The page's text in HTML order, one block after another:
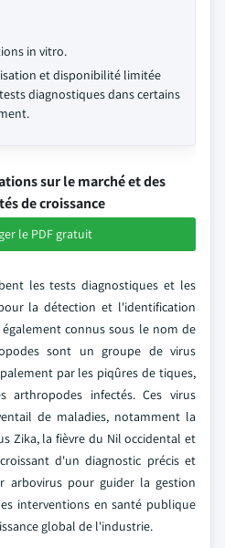
in vitro.
et disponibilité limitée
diagnostiques dans certains
sur le marché et des
de croissance
le PDF gratuit
les tests diagnostiques et les
la détection et l'identification
connus sous le nom de
sont un groupe de virus
par les piqûres de tiques,
arthropodes infectés. Ces virus
de maladies, notamment la
Zika, la fièvre du Nil occidental et
d'un diagnostic précis et
arbovirus pour guider la gestion
interventions en santé publique
global de l'industrie.